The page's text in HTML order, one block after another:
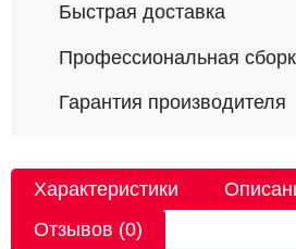
Быстрая доставка
Профессиональная
Гарантия производителя
Характеристики
Отзывов (0)